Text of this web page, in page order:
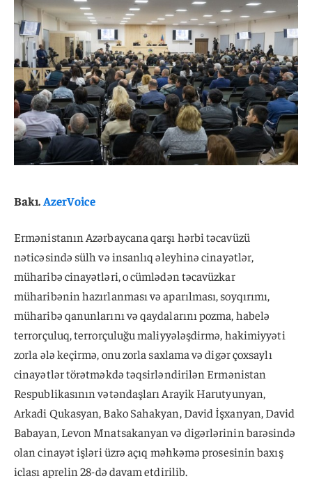
Bakı.AzerVoice
Ermənistanın Azərbaycana qarşı hərbi təcavüzü
nəticəsində sülh və insanlıq əleyhinə cinayətlər,
müharibə cinayətləri, o cümlədən təcavüzkar
müharibənin hazırlanması və aparılması, soyqırımı,
müharibə qanunlarını və qaydalarını pozma, habelə
terrorçuluq, terrorçuluğu maliyyələşdirmə, hakimiyyəti
zorla ələ keçirmə, onu zorla saxlama və digər çoxsaylı
cinayətlər törətməkdə təqsirləndirilən Ermənistan
Respublikasının vətəndaşları Arayik Harutyunyan,
Arkadi Qukasyan, Bako Sahakyan, David İşxanyan, David
Babayan, Levon Mnatsakanyan və digərlərinin barəsində
olan cinayət işləri üzrə açıq məhkəmə prosesinin baxış
iclası aprelin 28-də davam etdirilib.